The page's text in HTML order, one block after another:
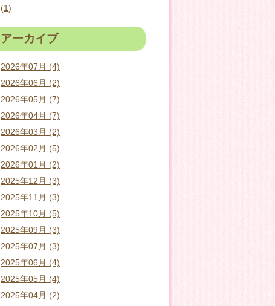
(1)
アーカイブ
2026年07月 (4)
2026年06月 (2)
2026年05月 (7)
2026年04月 (7)
2026年03月 (2)
2026年02月 (5)
2026年01月 (2)
2025年12月 (3)
2025年11月 (3)
2025年10月 (5)
2025年09月 (3)
2025年07月 (3)
2025年06月 (4)
2025年05月 (4)
2025年04月 (2)